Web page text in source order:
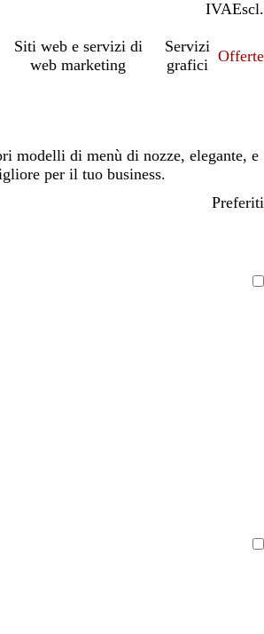
IVAIncl.
Escl.
Siti web e servizi di
web marketing
Servizi
grafici
Offerte
modelli di menù di nozze, elegante, e
per il tuo business.
Preferiti